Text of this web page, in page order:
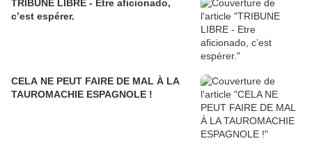
TRIBUNE LIBRE - Etre aficionado,
c’est espérer.
CELA NE PEUT FAIRE DE MAL À LA
TAUROMACHIE ESPAGNOLE !